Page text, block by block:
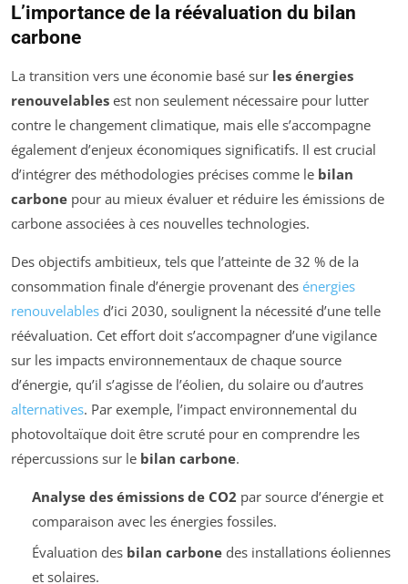
L’importance de la réévaluation du bilan
carbone
La transition vers une économie basé sur les énergies
renouvelables est non seulement nécessaire pour lutter
contre le changement climatique, mais elle s’accompagne
également d’enjeux économiques significatifs. Il est crucial
d’intégrer des méthodologies précises comme le bilan
carbone pour au mieux évaluer et réduire les émissions de
carbone associées à ces nouvelles technologies.
Des objectifs ambitieux, tels que l’atteinte de 32 % de la
consommation finale d’énergie provenant des énergies
renouvelables d’ici 2030, soulignent la nécessité d’une telle
réévaluation. Cet effort doit s’accompagner d’une vigilance
sur les impacts environnementaux de chaque source
d’énergie, qu’il s’agisse de l’éolien, du solaire ou d’autres
alternatives. Par exemple, l’impact environnemental du
photovoltaïque doit être scruté pour en comprendre les
répercussions sur le bilan carbone.
Analyse des émissions de CO2 par source d’énergie et
comparaison avec les énergies fossiles.
Évaluation des bilan carbonedes installations éoliennes
et solaires.